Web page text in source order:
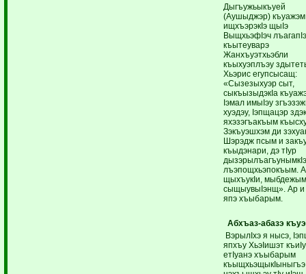
Дыгъужьыкъуей
(Аушыджэр) къуажэм
ищхъэрэкIэ щыIэ
ВыщхьэфIэч
къытеуварэ
Жанхъуэтхьэбли
къыхуэплъэу
Хьэрис егупсысащ:
«Сызезыхуэр сыт,
сыкъызыдэкIа
Iэмал имыIэу
хуэдэу, Iэпщацэр
яхэзэгъакъым
Зэкъуэшхэм ди
Шэрэдж псым и
къыдэнари, дэ тIур
лъэпощхьэпокъым.
щыхъукIи,
сыщыувыIэнщ». Ар и
япэ хъыбарым.
Абхъаз-абазэ
ВэрылIхэ я нысэ,
япхъу ХьэIишэт
етIуанэ хъыбарым
къыщхьэщыкIыныгъэ